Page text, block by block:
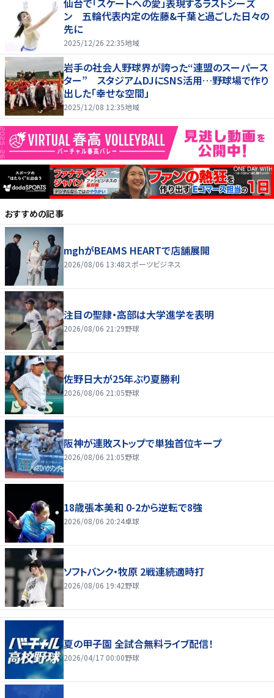
仙台で「スケートへの愛」表現するラストシーズ
ン 五輪代表内定の佐藤&千葉と過ごした日々の
先に
2025/12/26 22:35地域
岩手の社会人野球界が誇った“連盟のスーパース
ター” スタジアムDJにSNS活用…野球場で作り
出した「幸せな空間」
2025/12/08 12:35地域
おすすめの記事
mghがBEAMS HEARTで店舗展開
2026/08/06 13:48スポーツビジネス
注目の聖隷・高部は大学進学を表明
2026/08/06 21:29野球
佐野日大が25年ぶり夏勝利
2026/08/06 21:05野球
阪神が連敗ストップで単独首位キープ
2026/08/06 21:05野球
18歳張本美和 0-2から逆転で8強
2026/08/06 20:24卓球
ソフトバンク・牧原 2戦連続適時打
2026/08/06 19:42野球
夏の甲子園 全試合無料ライブ配信！
2026/04/17 00:00野球